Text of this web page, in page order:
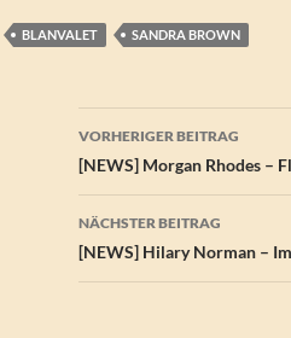
BLANVALET SANDRA BROWN
VORHERIGER BEITRAG
[NEWS] Morgan Rhodes –
NÄCHSTER BEITRAG
[NEWS] Hilary Norman –